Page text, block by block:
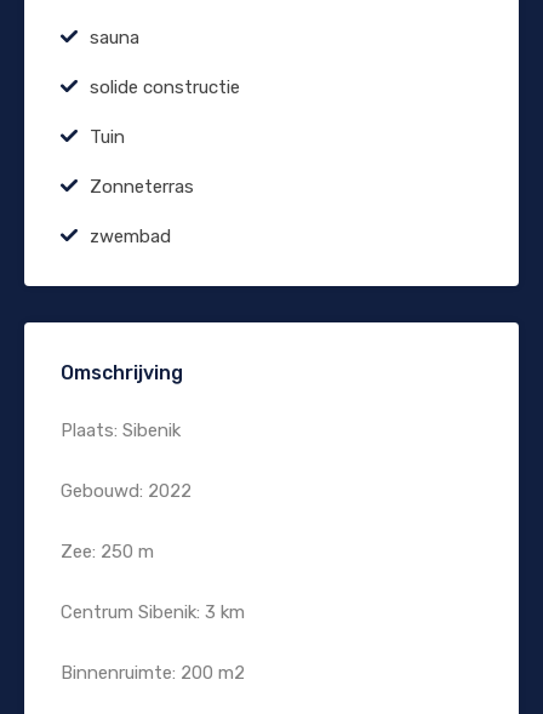
sauna
solide constructie
Tuin
Zonneterras
zwembad
Omschrijving
Plaats: Sibenik
Gebouwd: 2022
Zee: 250 m
Centrum Sibenik: 3 km
Binnenruimte: 200 m2